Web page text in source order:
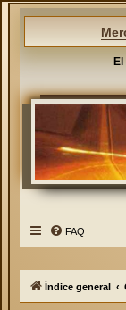
El
FAQ
Índice general